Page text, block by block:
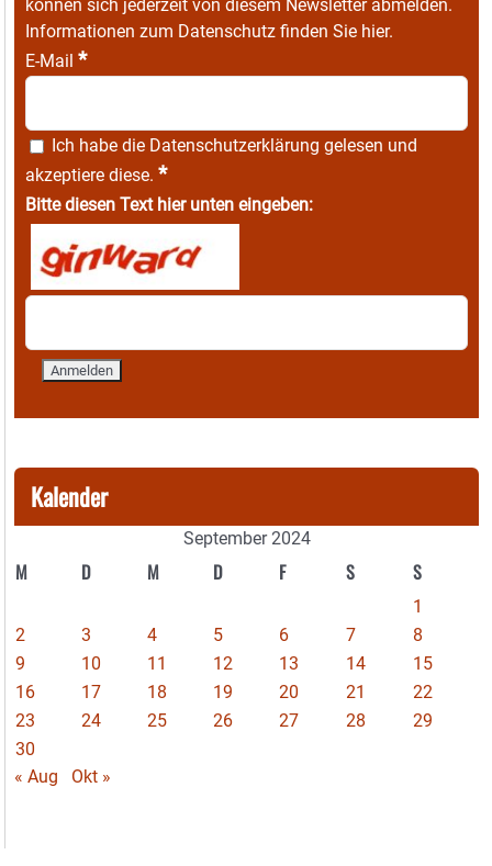
können sich jederzeit von diesem Newsletter abmelden.
Informationen zum Datenschutz finden Sie hier.
E-Mail *
Ich habe die Datenschutzerklärung gelesen und
akzeptiere diese. *
Bitte diesen Text hier unten eingeben:
Kalender
September 2024
M D M D F S S
1
2
3 4 5 6 7
8
9
10 11 12 13 14
15
16
17 18 19 20 21
22
23
24 25 26 27 28
29
30
« Aug
Okt »